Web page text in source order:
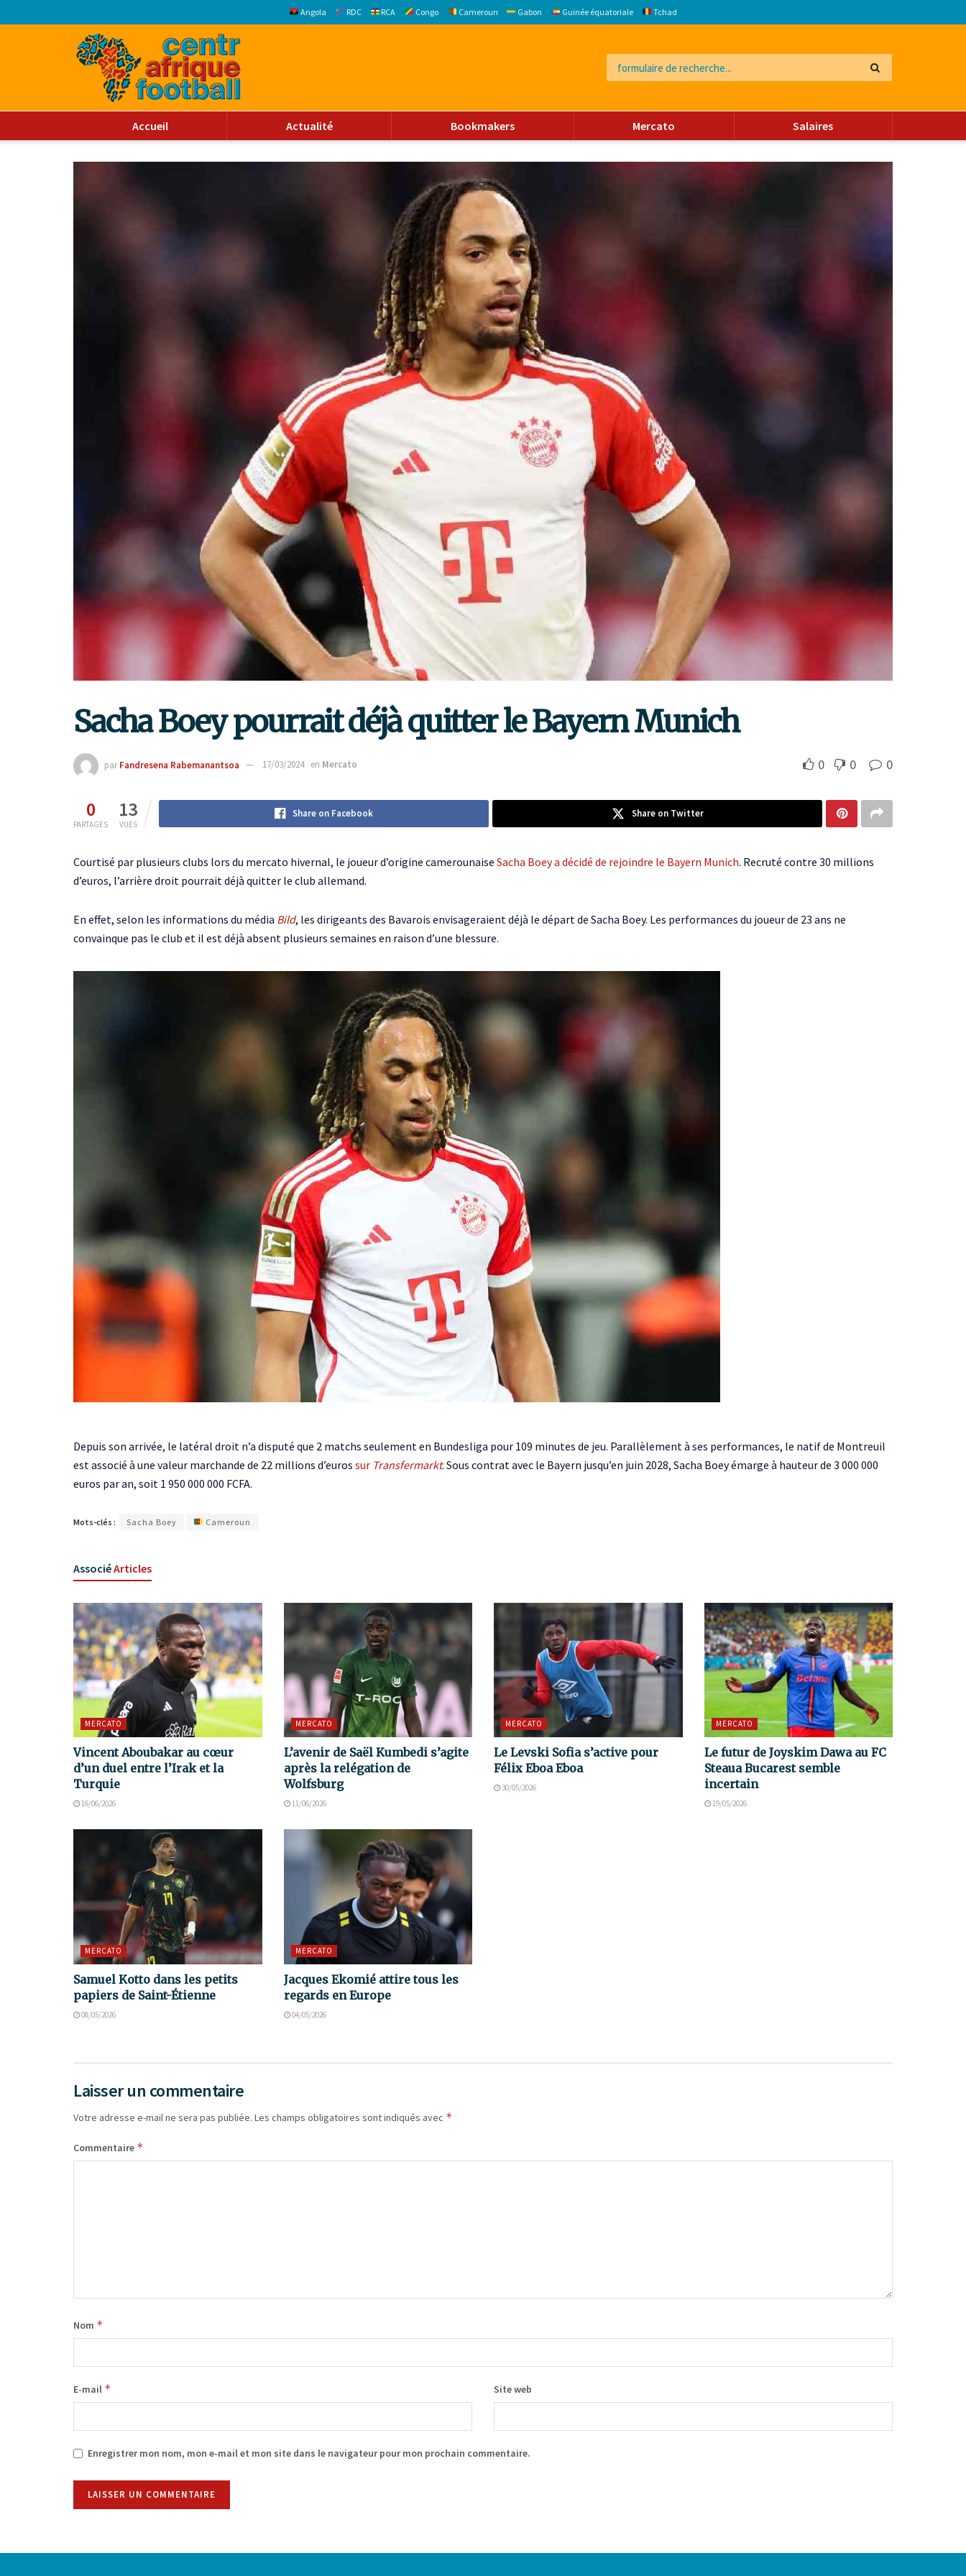
Angola RDC RCA Congo Cameroun Gabon Guinée équatoriale Tchad
Accueil Actualité Bookmakers Mercato Salaires
Sacha Boey pourrait déjà quitter le Bayern Munich
par Fandresena Rabemanantsoa 17/03/2024 en Mercato 0 0 0
0
PARTAGES
13
VUES
Share on Facebook Share on Twitter
Courtisé par plusieurs clubs lors du mercato hivernal, le joueur d’origine camerounaise Sacha Boeya décidé de rejoindre le Bayern Munich. Recruté contre 30 millions
d’euros, l’arrière droit pourrait déjà quitter le club allemand.
En effet, selon les informations du média Bild, les dirigeants des Bavarois envisageraient déjà le départ de Sacha Boey. Les performances du joueur de 23 ans ne
convainque pas le club et il est déjà absent plusieurs semaines en raison d’une blessure.
Depuis son arrivée, le latéral droit n’a disputé que 2 matchs seulement en Bundesliga pour 109 minutes de jeu. Parallèlement à ses performances, le natif de Montreuil
est associé à une valeur marchande de 22 millions d’euros sur Transfermarkt. Sous contrat avec le Bayern jusqu’en juin 2028, Sacha Boey émarge à hauteur de 3 000 000
euros par an, soit 1 950 000 000 FCFA.
Mots-clés : Sacha Boey Cameroun
AssociéArticles
MERCATO
Vincent Aboubakar au cœur
d’un duel entre l’Irak et la
Turquie
16/06/2026
MERCATO
L’avenir de Saël Kumbedi s’agite
après la relégation de
Wolfsburg
11/06/2026
MERCATO
Le Levski Sofia s’active pour
Félix Eboa Eboa
30/05/2026
MERCATO
Le futur de Joyskim Dawa au FC
Steaua Bucarest semble
incertain
19/05/2026
MERCATO
Samuel Kotto dans les petits
papiers de Saint-Étienne
08/05/2026
MERCATO
Jacques Ekomié attire tous les
regards en Europe
04/05/2026
Laisser un commentaire
Votre adresse e-mail ne sera pas publiée. Les champs obligatoires sont indiqués avec *
Commentaire *
Nom *
E-mail * Site web
Enregistrer mon nom, mon e-mail et mon site dans le navigateur pour mon prochain commentaire.